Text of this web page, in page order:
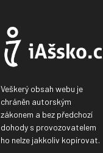
Veškerý obsah webu je
chráněn autorským
zákonem a bez předchozí
dohody s provozovatelem
ho nelze jakkoliv kopírovat.